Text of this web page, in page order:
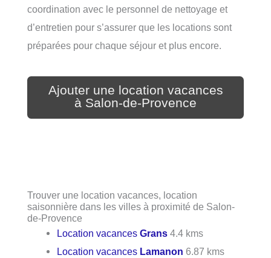
coordination avec le personnel de nettoyage et
d’entretien pour s’assurer que les locations sont
préparées pour chaque séjour et plus encore.
Ajouter une location vacances
à Salon-de-Provence
Trouver une location vacances, location
saisonnière dans les villes à proximité de Salon-
de-Provence
Location vacancesGrans 4.4 kms
Location vacances Lamanon 6.87 kms